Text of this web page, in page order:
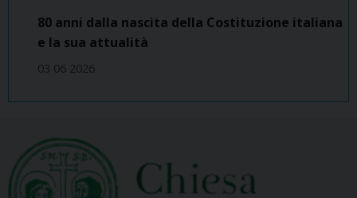
80 anni dalla nascita della Costituzione italiana
e la sua attualità
03 06 2026